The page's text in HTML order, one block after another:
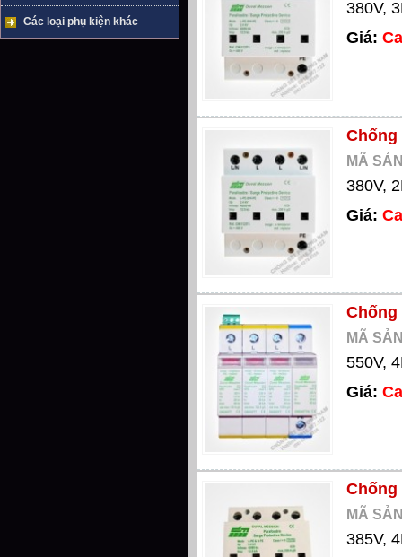
Các loại phụ kiện khác
380V,
Giá:
Chống
MÃ
380V,
Giá:
Chống
MÃ
550V,
Giá:
Chống
MÃ
385V,